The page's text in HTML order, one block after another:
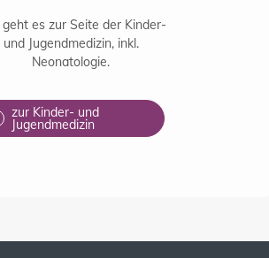
geht es zur Seite der Kinder-
und Jugendmedizin, inkl.
Neonatologie.
zur Kinder- und
Jugendmedizin